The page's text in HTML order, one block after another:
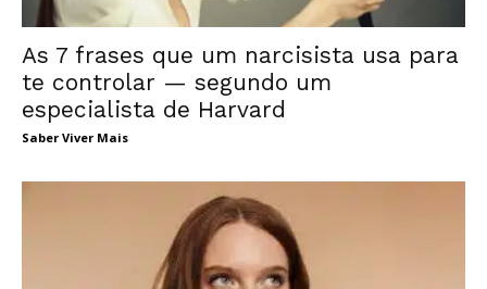
As 7 frases que um narcisista usa para
te controlar — segundo um
especialista de Harvard
Saber Viver Mais